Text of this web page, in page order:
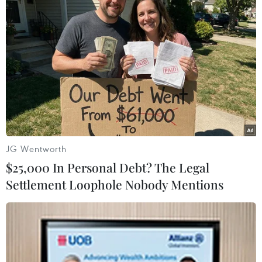
Bay No
Mỗi người có cái nhìn và y kiến khác nhau. Đừng chỉ vì ai nói khác
mình thì tấn công siêu tàn nhẫn vào người ta.
Thích (2) Trả lời
thienvti3
Nga bỏ ra 400 tỉ đô cứu đồng ruble mà.....
Thích(4)
hỏi nên vượt qua hai cuộc chiến tranh vĩ đại đó, chỉ có những kẻ
con cháu của những đứa con lai tật nguyền mới nhìn nhận nước
Nga là nổ, là lừa dối.
JG Wentworth
$25,000 In Personal Debt? The Legal
Settlement Loophole Nobody Mentions